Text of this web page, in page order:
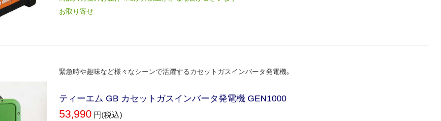
お取り寄せ
緊急時や趣味など様々なシーンで活躍するカセットガスインバータ発電機｡
ティーエム GB カセットガスインバータ発電機 GEN1000
53,990 円(税込)